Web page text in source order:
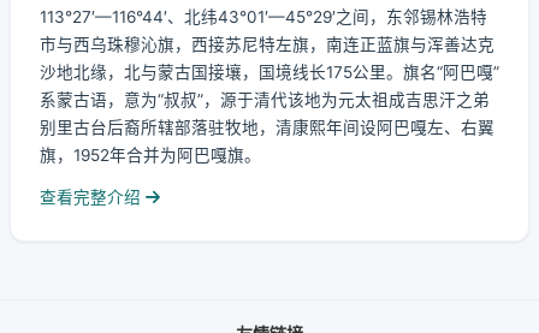
113°27′—116°44′、北纬43°01′—45°29′之间，东邻锡林浩特
市与西乌珠穆沁旗，西接苏尼特左旗，南连正蓝旗与浑善达克
沙地北缘，北与蒙古国接壤，国境线长175公里。旗名“阿巴嘎”
系蒙古语，意为“叔叔”，源于清代该地为元太祖成吉思汗之弟
别里古台后裔所辖部落驻牧地，清康熙年间设阿巴嘎左、右翼
旗，1952年合并为阿巴嘎旗。
查看完整介绍